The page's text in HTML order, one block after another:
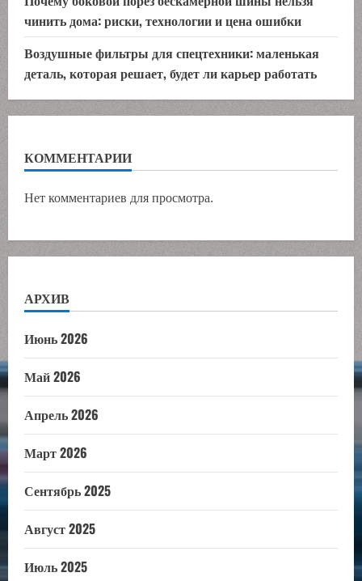
чинить дома: риски, технологии и цена ошибки
Воздушные фильтры для спецтехники: маленькая
деталь, которая решает, будет ли карьер работать
КОММЕНТАРИИ
Нет комментариев для просмотра.
АРХИВ
Июнь 2026
Май 2026
Апрель 2026
Март 2026
Сентябрь 2025
Август 2025
Июль 2025